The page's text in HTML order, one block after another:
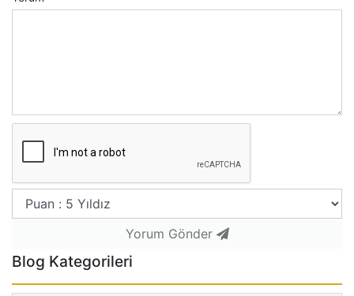
Yorum Gönder
Blog Kategorileri